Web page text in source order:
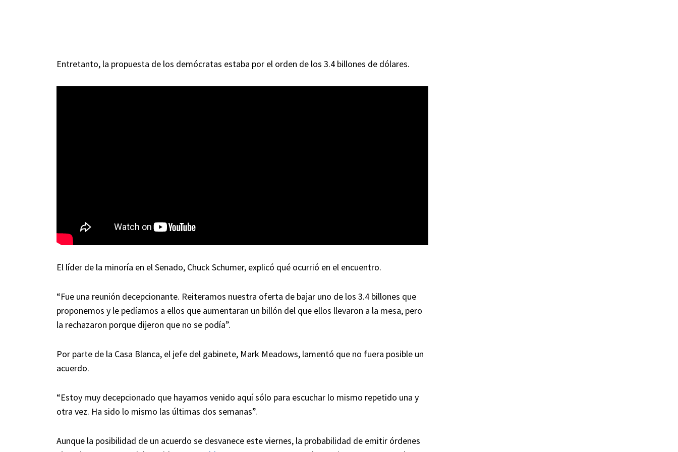
Entretanto, la propuesta de los demócratas estaba por el orden de los 3.4 billones de dólares.
El líder de la minoría en el Senado, Chuck Schumer, explicó qué ocurrió en el encuentro.
“Fue una reunión decepcionante. Reiteramos nuestra oferta de bajar uno de los 3.4 billones que
proponemos y le pedíamos a ellos que aumentaran un billón del que ellos llevaron a la mesa, pero
la rechazaron porque dijeron que no se podía”.
Por parte de la Casa Blanca, el jefe del gabinete, Mark Meadows, lamentó que no fuera posible un
acuerdo.
“Estoy muy decepcionado que hayamos venido aquí sólo para escuchar lo mismo repetido una y
otra vez. Ha sido lo mismo las últimas dos semanas”.
Aunque la posibilidad de un acuerdo se desvanece este viernes, la probabilidad de emitir órdenes